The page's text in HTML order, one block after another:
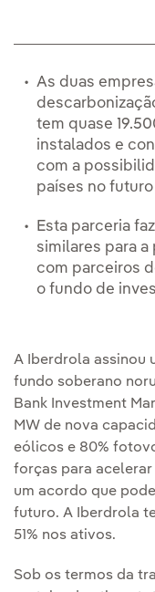
As duas
tem quase
instalados e
com a
países no futuro
Esta parceria
similares para
com parceiros
o fundo de
A Iberdrola assinou
fundo soberano
Bank Investment
MW de nova
eólicos e 80%
forças para acelerar
um acordo que
futuro. A Iberdrola
51% nos ativos.
Sob os termos da